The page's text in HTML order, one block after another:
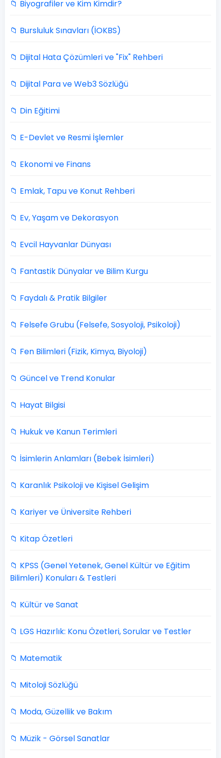
📁 Biyografiler ve Kim Kimdir?
📁 Bursluluk Sınavları (İOKBS)
📁 Dijital Hata Çözümleri ve "Fix" Rehberi
📁 Dijital Para ve Web3 Sözlüğü
📁 Din Eğitimi
📁 E-Devlet ve Resmi İşlemler
📁 Ekonomi ve Finans
📁 Emlak, Tapu ve Konut Rehberi
📁 Ev, Yaşam ve Dekorasyon
📁 Evcil Hayvanlar Dünyası
📁 Fantastik Dünyalar ve Bilim Kurgu
📁 Faydalı & Pratik Bilgiler
📁 Felsefe Grubu (Felsefe, Sosyoloji, Psikoloji)
📁 Fen Bilimleri (Fizik, Kimya, Biyoloji)
📁 Güncel ve Trend Konular
📁 Hayat Bilgisi
📁 Hukuk ve Kanun Terimleri
📁 İsimlerin Anlamları (Bebek İsimleri)
📁 Karanlık Psikoloji ve Kişisel Gelişim
📁 Kariyer ve Üniversite Rehberi
📁 Kitap Özetleri
📁 KPSS (Genel Yetenek, Genel Kültür ve Eğitim
Bilimleri) Konuları & Testleri
📁 Kültür ve Sanat
📁 LGS Hazırlık: Konu Özetleri, Sorular ve Testler
📁 Matematik
📁 Mitoloji Sözlüğü
📁 Moda, Güzellik ve Bakım
📁 Müzik - Görsel Sanatlar